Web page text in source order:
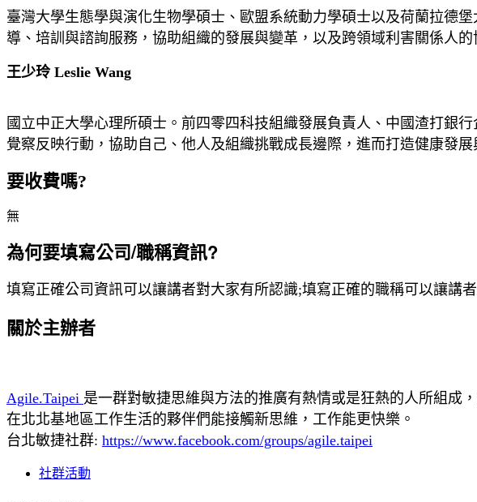
臺灣大學生態學與演化生物學碩士、歐盟系統動力學碩士以及荷蘭拉德
導、培訓與諮詢服務，協助組織的發展與變革，以及跨領域利害關係人
王少玲 Leslie Wang
國立中正大學心理所碩士。前四零四科技組織發展負責人、中國渣打銀
覺察反映行動，協助自己、他人及組織挑戰成長邊際，進而打造健康發
要收費嗎?
無
為何要填寫公司/職稱資訊?
填寫正確公司資訊可以讓講者對大家有所認識;填寫正確的職稱可以讓講
關於主辦者
Agile.Taipei 是一群對敏捷思維與方法的推廣有熱情或是狂熱的人所組成，
在北北基地區工作生活的夥伴們能接觸新思維，工作能更快樂。
台北敏捷社群: https://www.facebook.com/groups/agile.taipei
社群活動